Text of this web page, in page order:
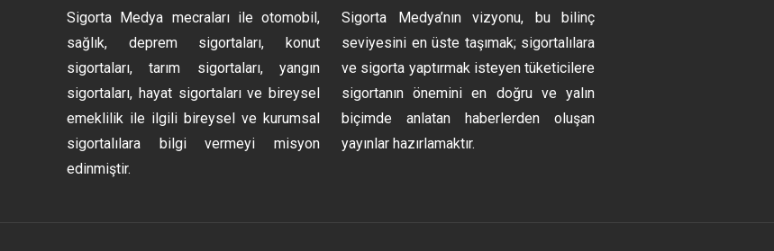
Sigorta Medya mecraları ile otomobil,
sağlık, deprem sigortaları, konut
sigortaları, tarım sigortaları, yangın
sigortaları, hayat sigortaları ve bireysel
emeklilik ile ilgili bireysel ve kurumsal
sigortalılara bilgi vermeyi misyon
edinmiştir.
Sigorta Medya’nın vizyonu, bu bilinç
seviyesini en üste taşımak; sigortalılara
ve sigorta yaptırmak isteyen tüketicilere
sigortanın önemini en doğru ve yalın
biçimde anlatan haberlerden oluşan
yayınlar hazırlamaktır.